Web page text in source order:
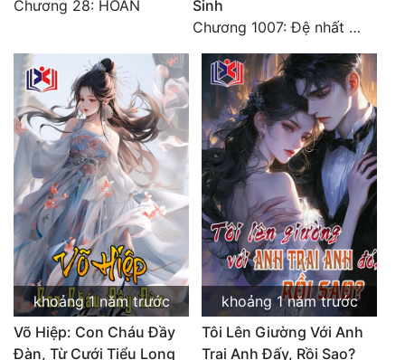
Chương 28: HOÀN
Sinh
Chương 1007: Đệ nhất bộ đạt thành
khoảng 1 năm trước
Võ Hiệp: Con Cháu Đầy
Đàn, Từ Cưới Tiểu Long
khoảng 1 năm trước
Tôi Lên Giường Với Anh
Trai Anh Đấy, Rồi Sao?